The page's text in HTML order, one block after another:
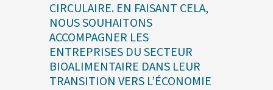
CIRCULAIRE. EN FAISANT CELA,
NOUS SOUHAITONS
ACCOMPAGNER LES
ENTREPRISES DU SECTEUR
BIOALIMENTAIRE DANS LEUR
TRANSITION VERS L’ÉCONOMIE